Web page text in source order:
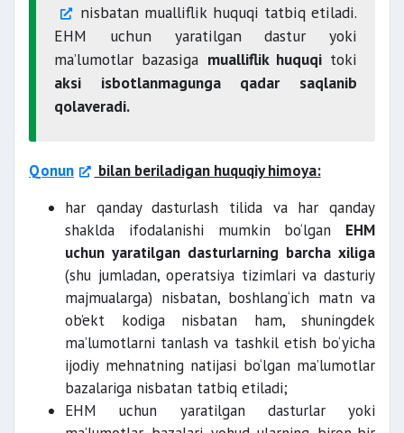
nisbatan mualliflik huquqi tatbiq etiladi.
EHM uchun yaratilgan dastur yoki
ma’lumotlar bazasiga mualliflik huquqitoki
aksi isbotlanmagunga qadar saqlanib
qolaveradi.
Qonun
bilan beriladigan huquqiy himoya:
har qanday dasturlash tilida va har qanday
shaklda ifodalanishi mumkin bo‘lgan EHM
uchun yaratilgan dasturlarning barcha xiliga
(shu jumladan, operatsiya tizimlari va dasturiy
majmualarga) nisbatan, boshlang‘ich matn va
ob’ekt kodiga nisbatan ham, shuningdek
ma’lumotlarni tanlash va tashkil etish bo‘yicha
ijodiy mehnatning natijasi bo‘lgan ma’lumotlar
bazalariga nisbatan tatbiq etiladi;
EHM uchun yaratilgan dasturlar yoki